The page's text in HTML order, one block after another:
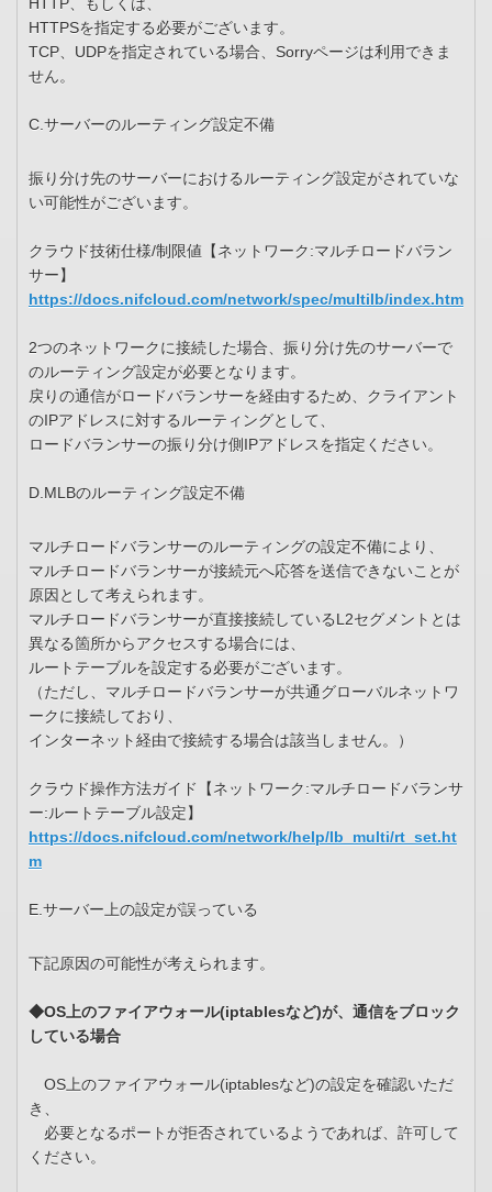
HTTP、もしくは、
HTTPSを指定する必要がございます。
TCP、UDPを指定されている場合、Sorryページは利用できま
せん。
C.サーバーのルーティング設定不備
振り分け先のサーバーにおけるルーティング設定がされていな
い可能性がございます。
クラウド技術仕様/制限値【ネットワーク:マルチロードバラン
サー】
https://docs.nifcloud.com/network/spec/multilb/index.htm
2つのネットワークに接続した場合、振り分け先のサーバーで
のルーティング設定が必要となります。
戻りの通信がロードバランサーを経由するため、クライアント
のIPアドレスに対するルーティングとして、
ロードバランサーの振り分け側IPアドレスを指定ください。
D.MLBのルーティング設定不備
マルチロードバランサーのルーティングの設定不備により、
マルチロードバランサーが接続元へ応答を送信できないことが
原因として考えられます。
マルチロードバランサーが直接接続しているL2セグメントとは
異なる箇所からアクセスする場合には、
ルートテーブルを設定する必要がございます。
（ただし、マルチロードバランサーが共通グローバルネットワ
ークに接続しており、
インターネット経由で接続する場合は該当しません。）
クラウド操作方法ガイド【ネットワーク:マルチロードバランサ
ー:ルートテーブル設定】
https://docs.nifcloud.com/network/help/lb_multi/rt_set.ht
m
E.サーバー上の設定が誤っている
下記原因の可能性が考えられます。
◆OS上のファイアウォール(iptablesなど)が、通信をブロック
している場合
OS上のファイアウォール(iptablesなど)の設定を確認いただ
き、
必要となるポートが拒否されているようであれば、許可して
ください。